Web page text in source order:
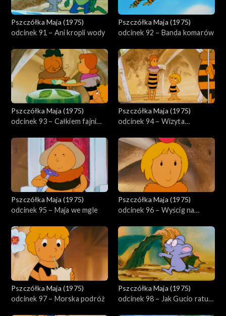
Pszczółka Maja (1975)
odcinek 91 – Ani kropli wody
Pszczółka Maja (1975)
odcinek 92 – Banda komarów
Pszczółka Maja (1975)
odcinek 93 – Całkiem fajni
Pszczółka Maja (1975)
odcinek 94 – Wizyta
Pszczółka Maja (1975)
odcinek 95 – Maja we mgle
Pszczółka Maja (1975)
odcinek 96 – Wyścig na
Pszczółka Maja (1975)
odcinek 97 – Morska podróż
Pszczółka Maja (1975)
odcinek 98 – Jak Gucio ratuje